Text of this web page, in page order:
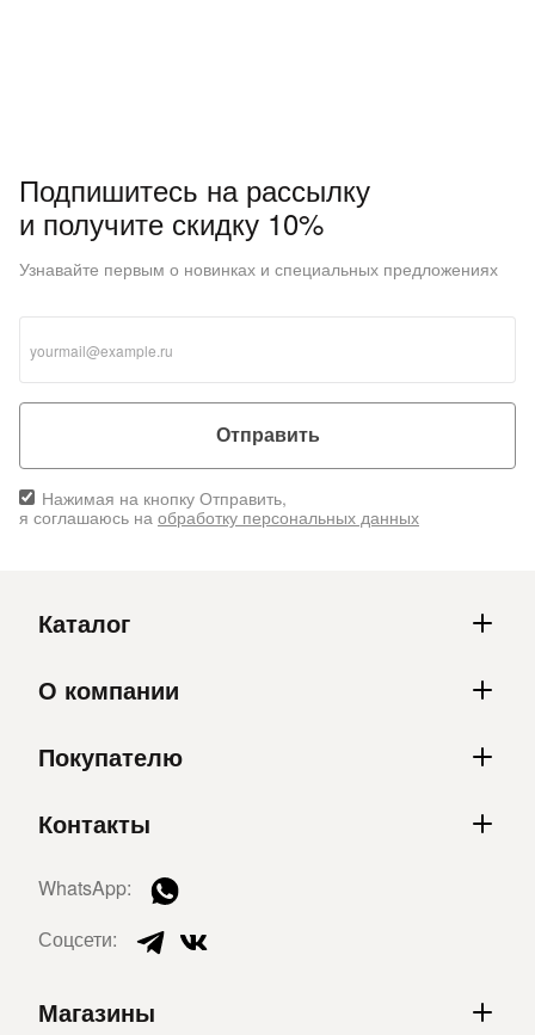
Подпишитесь на рассылку
и получите скидку 10%
Узнавайте первым о новинках и специальных предложениях
Отправить
Нажимая на кнопку Отправить,
я соглашаюсь на обработку персональных данных
Каталог
О компании
Покупателю
Контакты
WhatsApp:
Соцсети:
Магазины